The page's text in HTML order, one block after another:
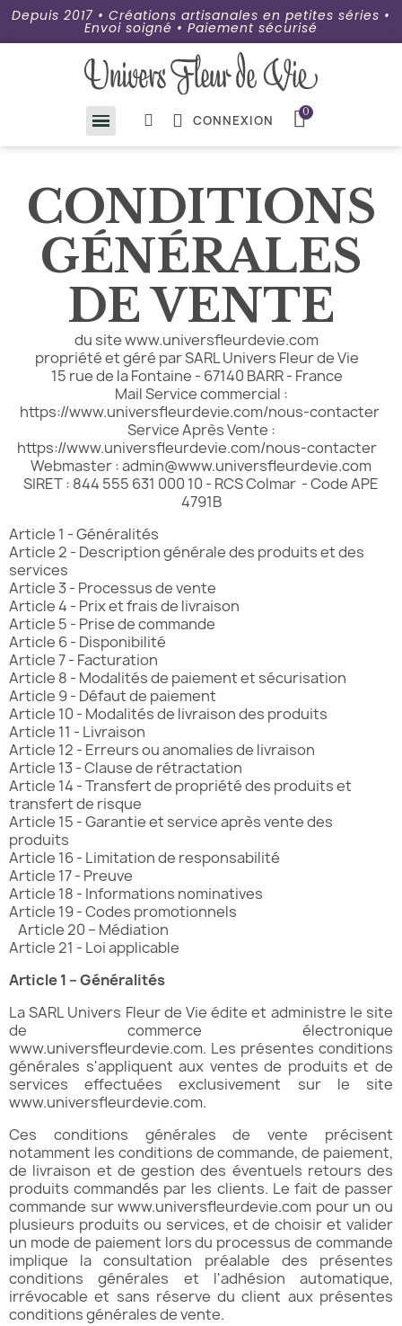
Depuis 2017 • Créations artisanales en petites séries •
Envoi soigné • Paiement sécurisé
CONNEXION
CONDITIONS
GÉNÉRALES
DE VENTE
du site www.universfleurdevie.com
propriété et géré par SARL Univers Fleur de Vie
15 rue de la Fontaine - 67140 BARR - France
Mail Service commercial :
https://www.universfleurdevie.com/nous-contacter
Service Après Vente :
https://www.universfleurdevie.com/nous-contacter
Webmaster :admin@www.universfleurdevie.com
SIRET : 844 555 631 000 10 - RCS Colmar - Code APE
4791B
Article 1 - Généralités
Article 2 - Description générale des produits et des
services
Article 3 - Processus de vente
Article 4 - Prix et frais de livraison
Article 5 - Prise de commande
Article 6 - Disponibilité
Article 7 - Facturation
Article 8 - Modalités de paiement et sécurisation
Article 9 - Défaut de paiement
Article 10 - Modalités de livraison des produits
Article 11 - Livraison
Article 12 - Erreurs ou anomalies de livraison
Article 13 - Clause de rétractation
Article 14 - Transfert de propriété des produits et
transfert de risque
Article 15 - Garantie et service après vente des
produits
Article 16 - Limitation de responsabilité
Article 17 - Preuve
Article 18 - Informations nominatives
Article 19 - Codes promotionnels
Article 20 – Médiation
Article 21 - Loi applicable
Article 1 – Généralités
La SARL Univers Fleur de Vie édite et administre le site
de commerce électronique
www.universfleurdevie.com. Les présentes conditions
générales s'appliquent aux ventes de produits et de
services effectuées exclusivement sur le site
www.universfleurdevie.com.
Ces conditions générales de vente précisent
notamment les conditions de commande, de paiement,
de livraison et de gestion des éventuels retours des
produits commandés par les clients. Le fait de passer
commande sur www.universfleurdevie.com pour un ou
plusieurs produits ou services, et de choisir et valider
un mode de paiement lors du processus de commande
implique la consultation préalable des présentes
conditions générales et l'adhésion automatique,
irrévocable et sans réserve du client aux présentes
conditions générales de vente.